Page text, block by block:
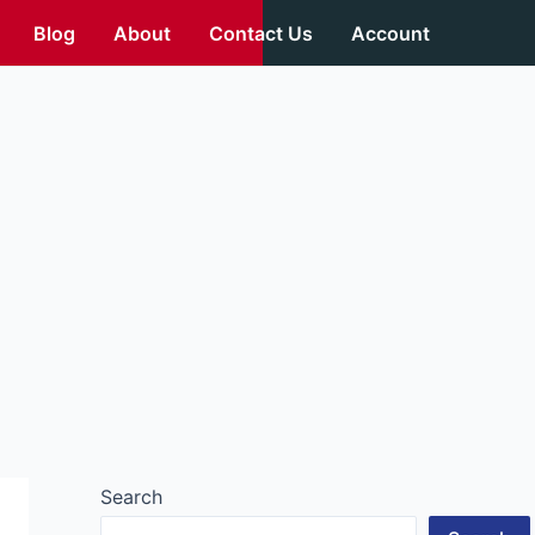
Blog About Contact Us Account
Search